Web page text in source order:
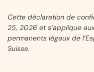
Cette déclaration de
25, 2026 et s’applique
permanents légaux de
Suisse.